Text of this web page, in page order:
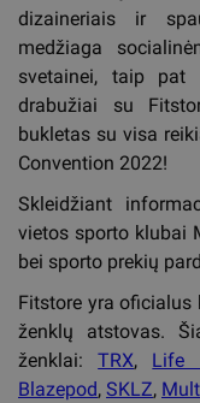
dizaineriais ir
medžiaga
svetainei, taip pat
drabužiai su
bukletas su visa
Convention 2022!
Skleidžiant
vietos sporto klubai
bei sporto prekių
Fitstore yra oficialus
ženklų atstovas.
ženklai:TRX, Life
Blazepod, SKLZ,